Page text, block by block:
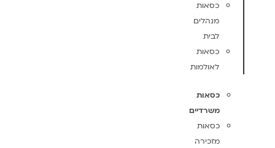
כסאות
מנהלים
לבית
כסאות
לאולמות
כסאות
משרדיים
כסאות
מזכירה